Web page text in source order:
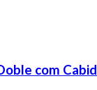
com